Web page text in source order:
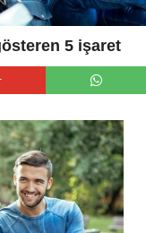
5 işaret